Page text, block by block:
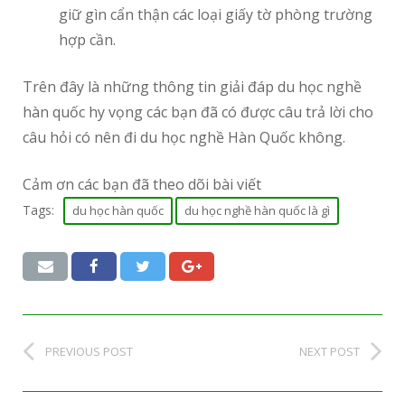
giữ gìn cẩn thận các loại giấy tờ phòng trường
hợp cần.
Trên đây là những thông tin giải đáp du học nghề
hàn quốc hy vọng các bạn đã có được câu trả lời cho
câu hỏi có nên đi du học nghề Hàn Quốc không.
Cảm ơn các bạn đã theo dõi bài viết
Tags: du học hàn quốc du học nghề hàn quốc là gì
PREVIOUS POST NEXT POST